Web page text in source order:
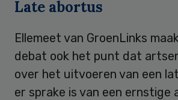
Late abortus
Ellemeet van GroenLinks
debat ook het punt dat
over het uitvoeren van een
er sprake is van een ernstige